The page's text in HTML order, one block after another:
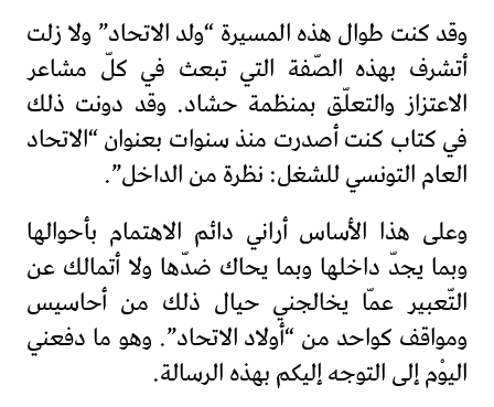
وقد كنت طوال هذه المسيرة “ولد الاتحاد” ولا زلت
أتشرف بهذه الصّفة التي تبعث في كلّ مشاعر
الاعتزاز والتعلّق بمنظمة حشاد. وقد دونت ذلك
في كتاب كنت أصدرت منذ سنوات بعنوان “الاتحاد
العام التونسي للشغل: نظرة من الداخل”.
وعلى هذا الأساس أراني دائم الاهتمام بأحوالها
وبما يجدّ داخلها وبما يحاك ضدّها ولا أتمالك عن
التّعبير عمّا يخالجني حيال ذلك من أحاسيس
ومواقف كواحد من “أولاد الاتحاد”. وهو ما دفعني
اليوْم إلى التوجه إليكم بهذه الرسالة.